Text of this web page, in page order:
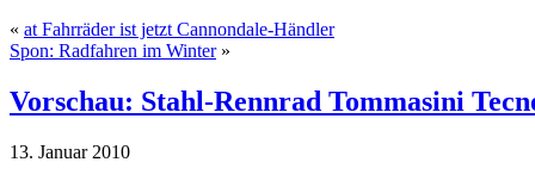
« at Fahrräder ist jetzt Cannondale-Händler
Spon: Radfahren im Winter»
Vorschau: Stahl-Rennrad Tommasini
13. Januar 2010